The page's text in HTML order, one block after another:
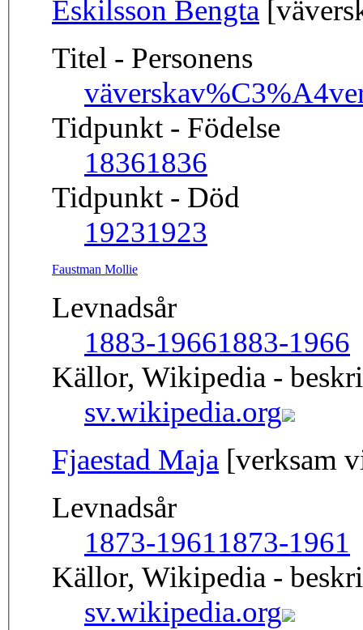
Eskilsson Bengta
Titel - Personens
väverska
Tidpunkt - Födelse
18361836
Tidpunkt - Död
19231923
Faustman Mollie
Levnadsår
1883-19661883-1966
Källor, Wikipedia -
sv.wikipedia.org
Fjaestad Maja [verksam
Levnadsår
1873-19611873-1961
Källor, Wikipedia -
sv.wikipedia.org